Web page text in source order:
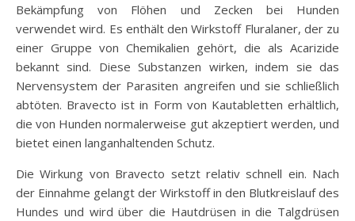
Bekämpfung von Flöhen und Zecken bei Hunden
verwendet wird. Es enthält den Wirkstoff Fluralaner, der zu
einer Gruppe von Chemikalien gehört, die als Acarizide
bekannt sind. Diese Substanzen wirken, indem sie das
Nervensystem der Parasiten angreifen und sie schließlich
abtöten. Bravecto ist in Form von Kautabletten erhältlich,
die von Hunden normalerweise gut akzeptiert werden, und
bietet einen langanhaltenden Schutz.
Die Wirkung von Bravecto setzt relativ schnell ein. Nach
der Einnahme gelangt der Wirkstoff in den Blutkreislauf des
Hundes und wird über die Hautdrüsen in die Talgdrüsen